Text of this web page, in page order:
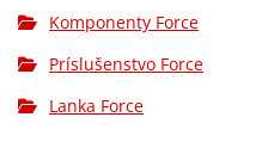
Komponenty Force
Príslušenstvo Force
Lanka Force